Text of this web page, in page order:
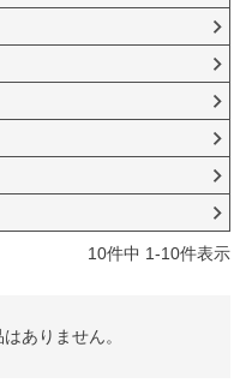
10件中 1-10件表示
ありません。